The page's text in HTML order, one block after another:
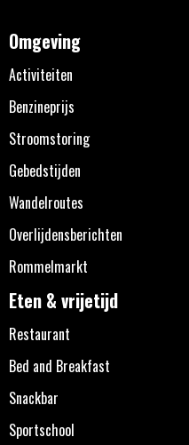
Omgeving
Activiteiten
Benzineprijs
Stroomstoring
Gebedstijden
Wandelroutes
Overlijdensberichten
Rommelmarkt
Eten & vrijetijd
Restaurant
Bed and Breakfast
Snackbar
Sportschool